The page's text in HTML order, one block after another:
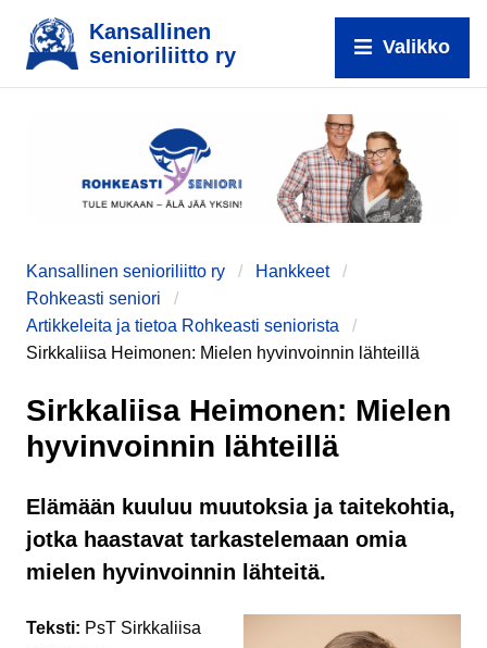
Kansallinen
senioriliitto ry
Valikko
Kansallinen senioriliitto ry
Hankkeet
Rohkeasti seniori
Artikkeleita ja tietoa Rohkeasti seniorista
Sirkkaliisa Heimonen: Mielen hyvinvoinnin lähteillä
Sirkkaliisa Heimonen: Mielen
hyvinvoinnin lähteillä
Elämään kuuluu muutoksia ja taitekohtia,
jotka haastavat tarkastelemaan omia
mielen hyvinvoinnin lähteitä.
Teksti: PsT Sirkkaliisa